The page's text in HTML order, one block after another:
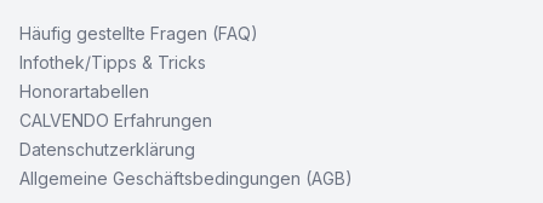
Häufig gestellte Fragen (FAQ)
Infothek/Tipps & Tricks
Honorartabellen
CALVENDO Erfahrungen
Datenschutzerklärung
Allgemeine Geschäftsbedingungen (AGB)